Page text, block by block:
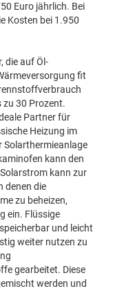
Euro jährlich. Bei
Kosten bei 1.950
die auf Öl-
fit
zu 30 Prozent.
Partner für
Heizung im
Solarthermieanlage
kann den
kann zur
denen die
zu beheizen,
ein. Flüssige
und leicht
weiter nutzen zu
gearbeitet. Diese
werden und